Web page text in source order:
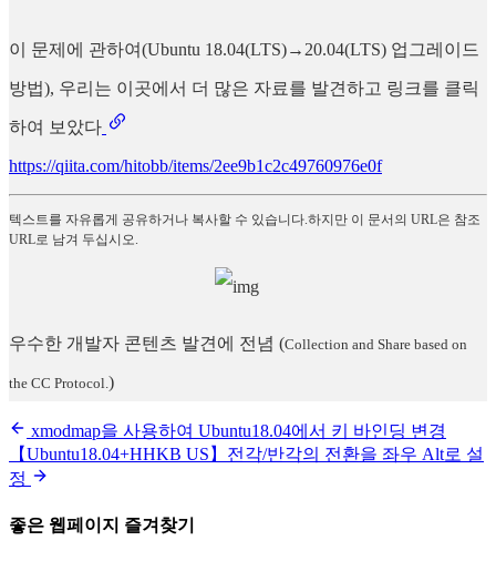
이 문제에 관하여(Ubuntu 18.04(LTS)→20.04(LTS) 업그레이드
방법), 우리는 이곳에서 더 많은 자료를 발견하고 링크를 클릭
하여 보았다
https://qiita.com/hitobb/items/2ee9b1c2c49760976e0f
텍스트를 자유롭게 공유하거나 복사할 수 있습니다.하지만 이 문서의 URL은 참조
URL로 남겨 두십시오.
우수한 개발자 콘텐츠 발견에 전념 (Collection and Share based on
the CC Protocol. )
xmodmap을 사용하여 Ubuntu18.04에서 키 바인딩 변경
【Ubuntu18.04+HHKB US】전각/반각의 전환을 좌우 Alt로 설
정
좋은 웹페이지 즐겨찾기